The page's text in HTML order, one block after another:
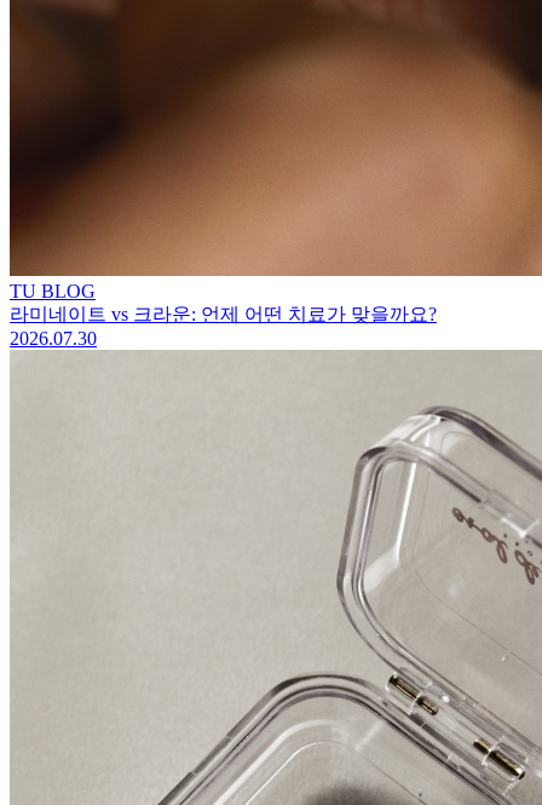
TU BLOG
라미네이트 vs 크라운: 언제 어떤 치료가 맞을까요?
2026.07.30